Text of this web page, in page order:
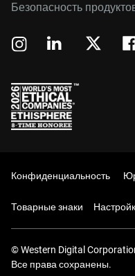
Безопасность
Конфиденциальность
Товарные знаки
© Western Digital
Все права сохранены.